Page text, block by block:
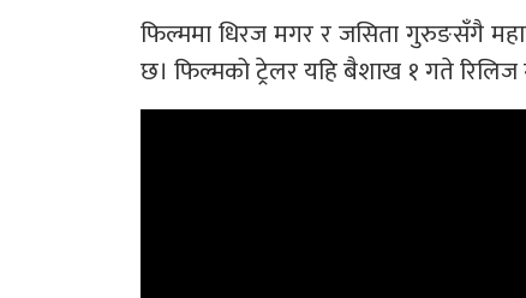
फिल्ममा धिरज मगर र जसिता गुरुङसँगै
छ। फिल्मको ट्रेलर यहि बैशाख १ गते रिलिज